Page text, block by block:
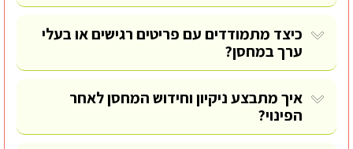
כיצד מתמודדים עם פריטים רגישים או בעלי
ערך במחסן?
איך מתבצע ניקיון וחידוש המחסן לאחר
הפינוי?